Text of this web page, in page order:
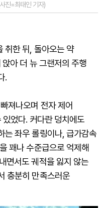
진=최태인 기자)
취한 뒤, 돌아오는 약
아 더 뉴 그랜저의 주행
.
져나오며 전자 제어
었다. 커다란 덩치에도
는 좌우 롤링이나, 급가감속
꽤나 수준급으로 억제해
면서도 궤적을 잃지 않는
충분히 만족스러운